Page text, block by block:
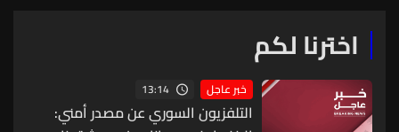
الاميركي والسفير عيسى
اخترنا لكم
خبر عاجل 13:14
التلفزيون السوري عن مصدر أمني: